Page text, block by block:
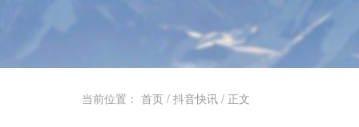
当前位置： 首页 / 抖音快讯 / 正文